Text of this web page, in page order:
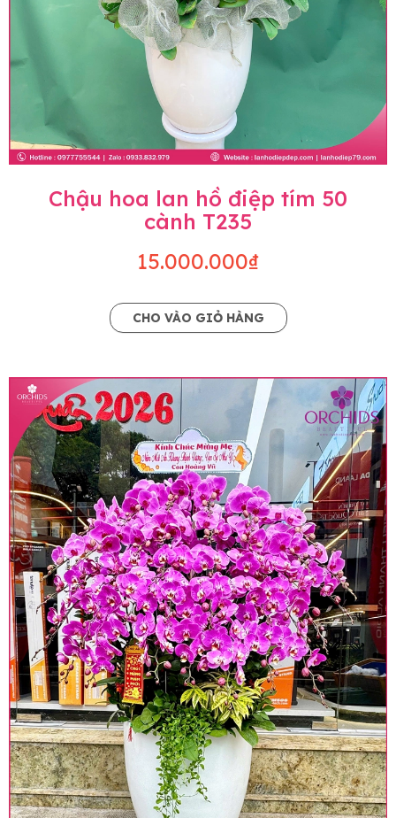
Chậu hoa lan hồ điệp tím 50
cành T235
15.000.000₫
CHO VÀO GIỎ HÀNG